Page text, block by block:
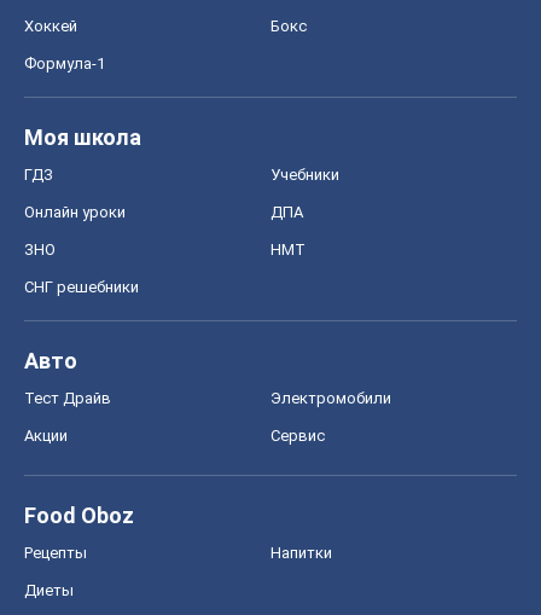
Хоккей Бокс
Формула-1
Моя школа
ГДЗ Учебники
Онлайн уроки ДПА
ЗНО НМТ
СНГ решебники
Авто
Тест Драйв Электромобили
Акции Сервис
Food Oboz
Рецепты Напитки
Диеты